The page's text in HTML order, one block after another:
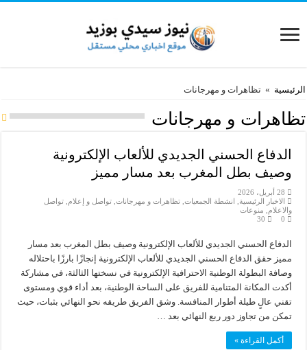
الرئيسية » تظاهرات و مهرجانات
تظاهرات و مهرجانات
الدفاع الحسني الجديدي للألعاب الإلكترونية
وصيف بطل المغرب بعد مسار مميز
28 أبريل، 2026
الاخبار الرئيسية
انشطة الجمعيات, تظاهرات و مهرجانات, تواصل و إعلام تواصل
والاعلام
منوعات
0
30
الدفاع الحسني الجديدي للألعاب الإلكترونية وصيف بطل المغرب بعد مسار
مميز حقق الدفاع الحسني الجديدي للألعاب الإلكترونية إنجازًا بارزًا باحتلاله
وصافة البطولة الوطنية الاحترافية الإلكترونية في نسختها الثالثة، في مشاركة
أكدت المكانة المتنامية للفريق على الساحة الوطنية، بعد أداء قوي ومستوى
تقني عالٍ طيلة أطوار المنافسة. وشق الفريق طريقه نحو النهائي بثبات، حيث
تمكن من تجاوز دور ربع النهائي بعد …
أكمل القراءة »